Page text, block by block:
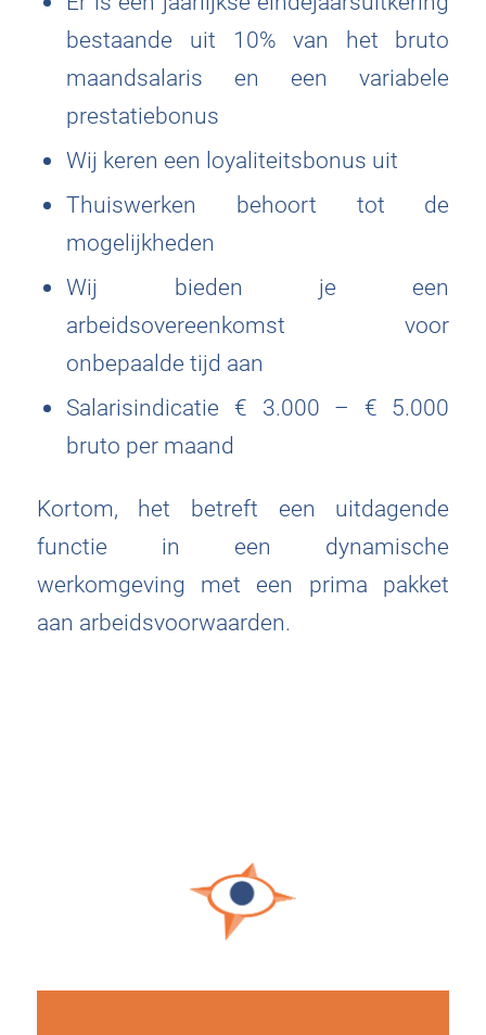
bestaande uit 10% van het bruto
maandsalaris en een variabele
prestatiebonus
Wij keren een loyaliteitsbonus uit
Thuiswerken behoort tot de
mogelijkheden
Wij bieden je een
arbeidsovereenkomst voor
onbepaalde tijd aan
Salarisindicatie € 3.000 – € 5.000
bruto per maand
Kortom, het betreft een uitdagende
functie in een dynamische
werkomgeving met een prima pakket
aan arbeidsvoorwaarden.